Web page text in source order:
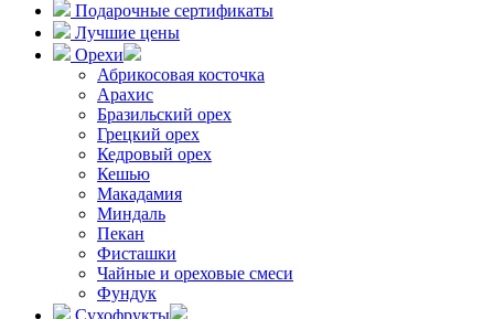
Подарочные сертификаты
Лучшие цены
Орехи
Абрикосовая косточка
Арахис
Бразильский орех
Грецкий орех
Кедровый орех
Кешью
Макадамия
Миндаль
Пекан
Фисташки
Чайные и ореховые смеси
Фундук
Сухофрукты